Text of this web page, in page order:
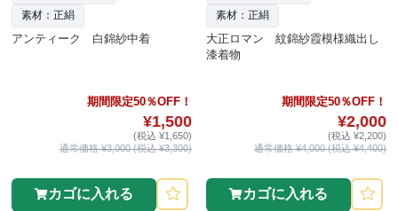
素材：正絹
アンティーク 白錦紗中着
期間限定50％OFF！
¥1,500
(税込 ¥1,650)
通常価格 ¥3,000 (税込 ¥3,300)
カゴに入れる
素材：正絹
大正ロマン 紋錦紗霞模様織出し
漆着物
期間限定50％OFF！
¥2,000
(税込 ¥2,200)
通常価格 ¥4,000 (税込 ¥4,400)
カゴに入れる